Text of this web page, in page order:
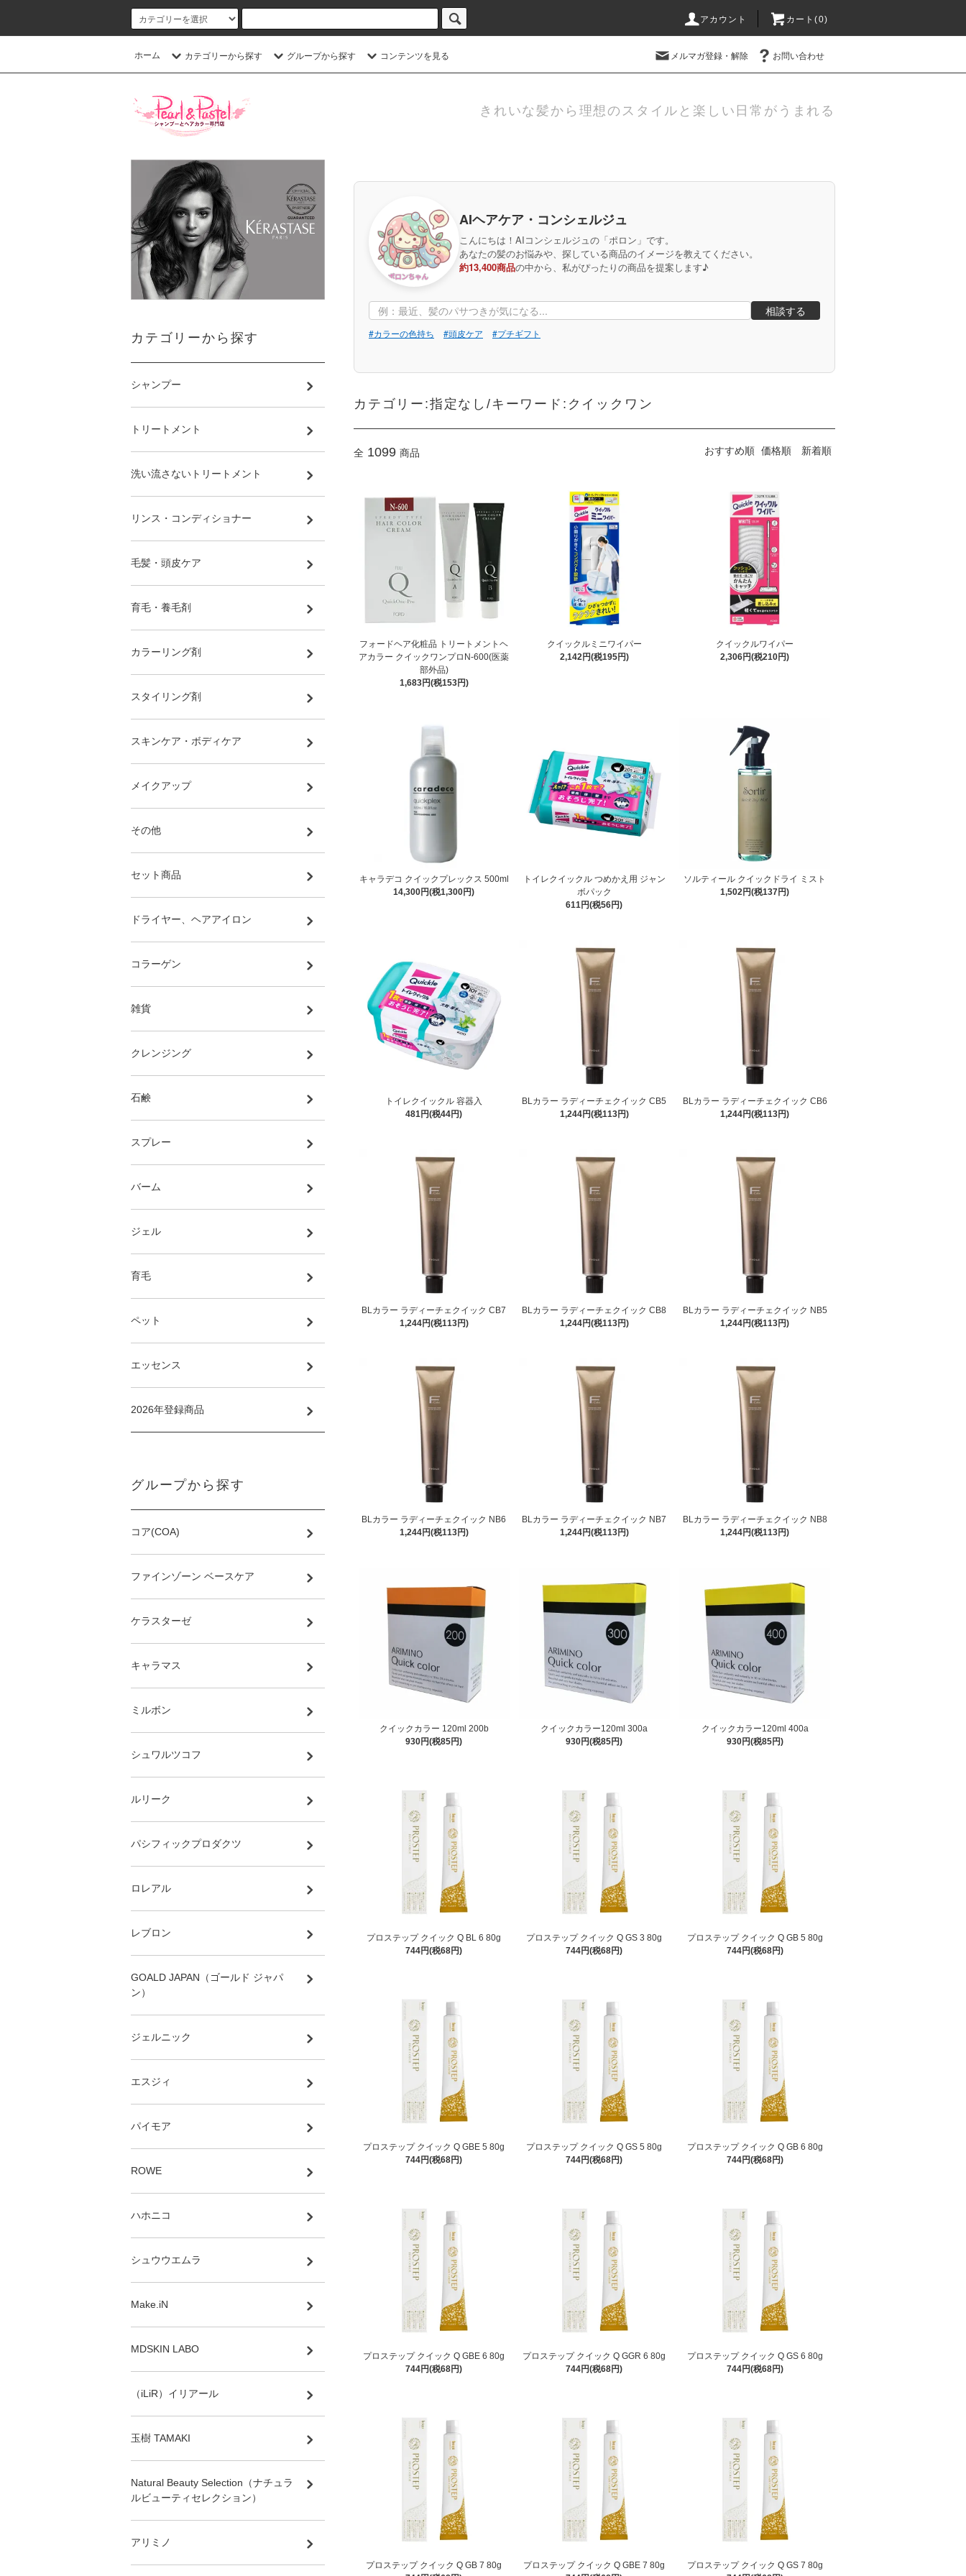
アカウント カート(0)
ホーム カテゴリーから探す グループから探す コンテンツを見る メルマガ登録・解除 お問い合わせ
きれいな髪から理想のスタイルと楽しい日常がうまれる
AIヘアケア・コンシェルジュ
こんにちは！AIコンシェルジュの「ポロン」です。
あなたの髪のお悩みや、探している商品のイメージを教えてください。
約13,400商品の中から、私がぴったりの商品を提案します♪
相談する
#カラーの色持ち #頭皮ケア #プチギフト
カテゴリー:指定なし/キーワード:クイックワン
全 1099 商品 おすすめ順 価格順 新着順
フォードヘア化粧品 トリートメントヘ
アカラー クイックワンプロN-600(医薬
部外品)
1,683円(税153円)
クイックルミニワイパー
2,142円(税195円)
クイックルワイパー
2,306円(税210円)
キャラデコ クイックプレックス 500ml
14,300円(税1,300円)
トイレクイックル つめかえ用 ジャン
ボパック
611円(税56円)
ソルティール クイックドライ ミスト
1,502円(税137円)
トイレクイックル 容器入
481円(税44円)
BLカラー ラディーチェクイック CB5
1,244円(税113円)
BLカラー ラディーチェクイック CB6
1,244円(税113円)
BLカラー ラディーチェクイック CB7
1,244円(税113円)
BLカラー ラディーチェクイック CB8
1,244円(税113円)
BLカラー ラディーチェクイック NB5
1,244円(税113円)
BLカラー ラディーチェクイック NB6
1,244円(税113円)
BLカラー ラディーチェクイック NB7
1,244円(税113円)
BLカラー ラディーチェクイック NB8
1,244円(税113円)
クイックカラー 120ml 200b
930円(税85円)
クイックカラー120ml 300a
930円(税85円)
クイックカラー120ml 400a
930円(税85円)
プロステップ クイック Q BL 6 80g
744円(税68円)
プロステップ クイック Q GS 3 80g
744円(税68円)
プロステップ クイック Q GB 5 80g
744円(税68円)
プロステップ クイック Q GBE 5 80g
744円(税68円)
プロステップ クイック Q GS 5 80g
744円(税68円)
プロステップ クイック Q GB 6 80g
744円(税68円)
プロステップ クイック Q GBE 6 80g
744円(税68円)
プロステップ クイック Q GGR 6 80g
744円(税68円)
プロステップ クイック Q GS 6 80g
744円(税68円)
プロステップ クイック Q GB 7 80g
プロステップ クイック Q GBE 7 80g
プロステップ クイック Q GS 7 80g
カテゴリーから探す
シャンプー
トリートメント
洗い流さないトリートメント
リンス・コンディショナー
毛髪・頭皮ケア
育毛・養毛剤
カラーリング剤
スタイリング剤
スキンケア・ボディケア
メイクアップ
その他
セット商品
ドライヤー、ヘアアイロン
コラーゲン
雑貨
クレンジング
石鹸
スプレー
バーム
ジェル
育毛
ペット
エッセンス
2026年登録商品
グループから探す
コア(COA)
ファインゾーン ベースケア
ケラスターゼ
キャラマス
ミルボン
シュワルツコフ
ルリーク
パシフィックプロダクツ
ロレアル
レブロン
GOALD JAPAN（ゴールド ジャパ
ン）
ジェルニック
エスジィ
パイモア
ROWE
ハホニコ
シュウウエムラ
Make.iN
MDSKIN LABO
（iLiR）イリアール
玉樹 TAMAKI
Natural Beauty Selection（ナチュラ
ルビューティセレクション）
アリミノ